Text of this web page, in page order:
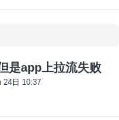
是app上拉流失败
24日 10:37